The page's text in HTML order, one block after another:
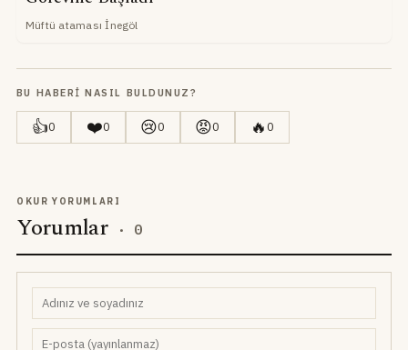
Müftü ataması İnegöl
BU HABERI NASIL BULDUNUZ?
👍0 ❤️0 😢0 😡0 🔥0
OKUR YORUMLARI
Yorumlar · 0